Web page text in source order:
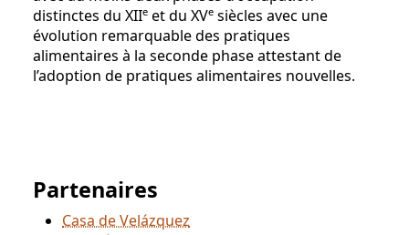
distinctes du XIIe et du XVe siècles avec une
évolution remarquable des pratiques
alimentaires à la seconde phase attestant de
l’adoption de pratiques alimentaires nouvelles.
Partenaires
Casa de Velázquez